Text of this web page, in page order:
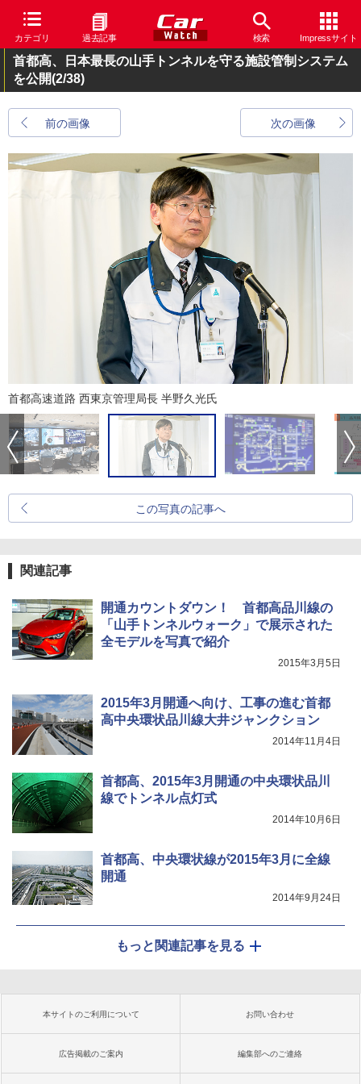
カテゴリ 過去記事 検索 Impressサイト
首都高、日本最長の山手トンネルを守る施設管制システム
を公開(2/38)
前の画像 次の画像
首都高速道路 西東京管理局長 半野久光氏
この写真の記事へ
関連記事
開通カウントダウン！ 首都高品川線の
「山手トンネルウォーク」で展示された
全モデルを写真で紹介
2015年3月5日
2015年3月開通へ向け、工事の進む首都
高中央環状品川線大井ジャンクション
2014年11月4日
首都高、2015年3月開通の中央環状品川
線でトンネル点灯式
2014年10月6日
首都高、中央環状線が2015年3月に全線
開通
2014年9月24日
もっと関連記事を見る
本サイトのご利用について お問い合わせ
広告掲載のご案内 編集部へのご連絡